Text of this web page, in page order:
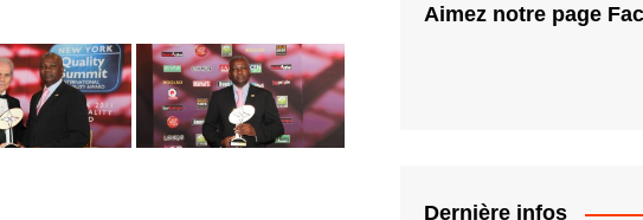
Aimez notre page
Dernière infos